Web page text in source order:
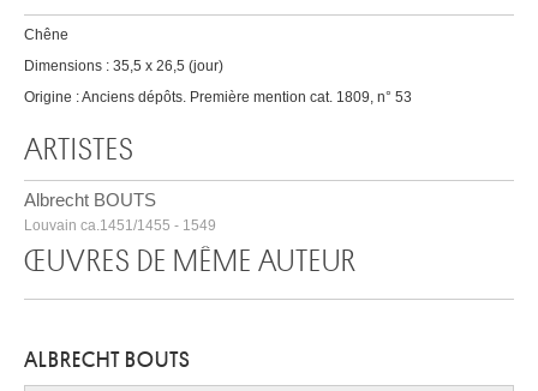
Chêne
Dimensions : 35,5 x 26,5 (jour)
Origine : Anciens dépôts. Première mention cat. 1809, n° 53
ARTISTES
Albrecht BOUTS
Louvain ca.1451/1455 - 1549
ŒUVRES DE MÊME AUTEUR
ALBRECHT BOUTS